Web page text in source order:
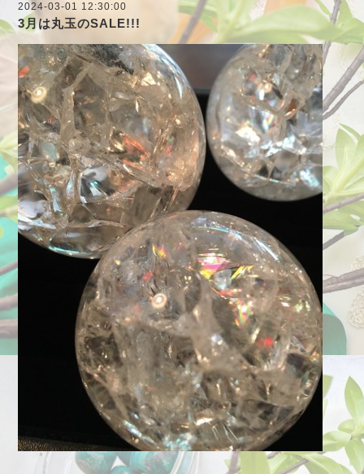
2024-03-01 12:30:00
3月は丸玉のSALE!!!